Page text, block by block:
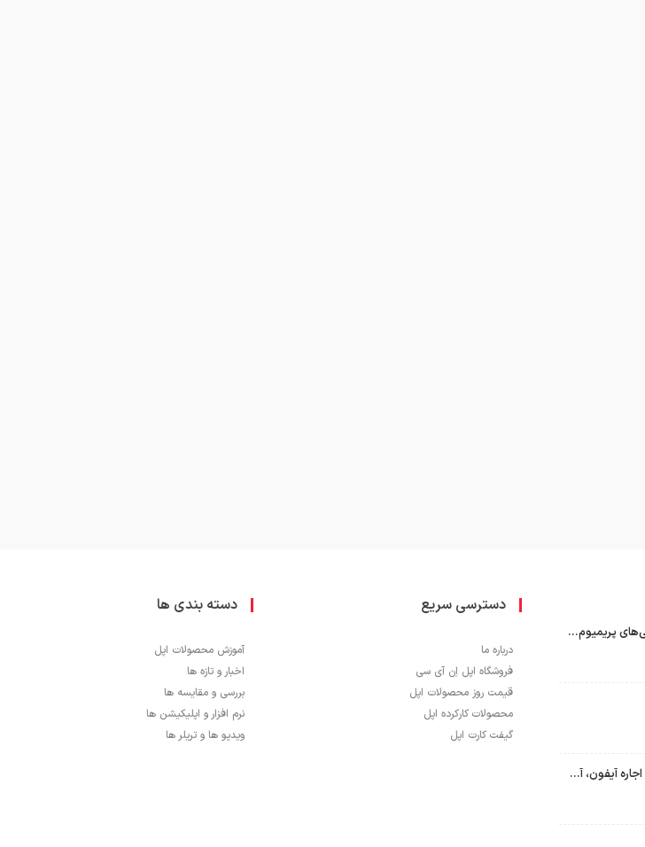
اپل با سهم ۶۵ درصدی همچنان فرمانروای بازار گوشی‌های پریمیوم جهان است
برنامه Apple Upgrade معرفی شد؛ شرایط اپل برای اجاره آیفون، آیپد، مک و اپل واچ
دسترسی سریع
درباره ما
فروشگاه اپل اِن آی سی
قیمت روز محصولات اپل
محصولات کارکرده اپل
گیفت کارت اپل
دسته بندی ها
آموزش محصولات اپل
اخبار و تازه ها
بررسی و مقایسه ها
نرم افزار و اپلیکیشن ها
ویدیو ها و تریلر ها